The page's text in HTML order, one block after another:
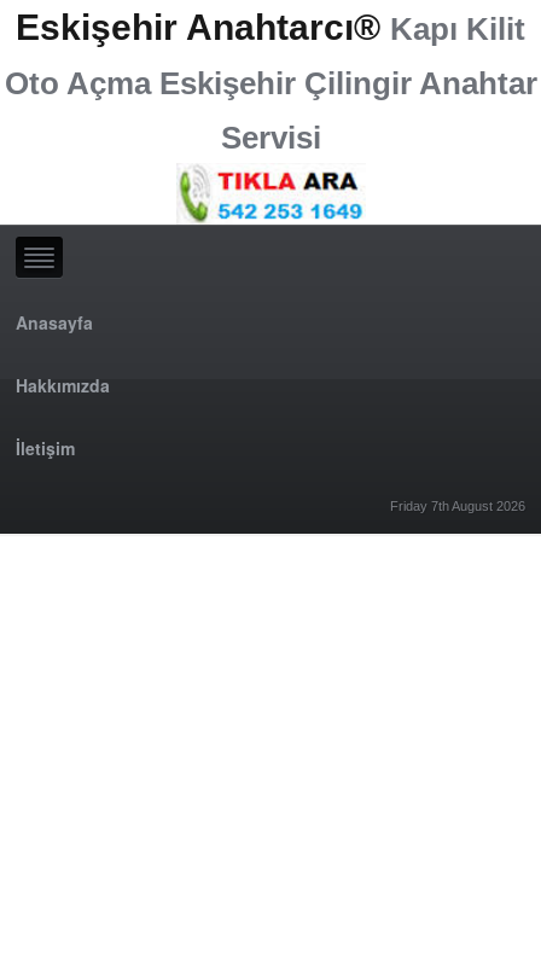
Eskişehir Anahtarcı® Kapı Kilit
Oto Açma Eskişehir Çilingir Anahtar
Servisi
Anasayfa
Hakkımızda
İletişim
Friday 7th August 2026